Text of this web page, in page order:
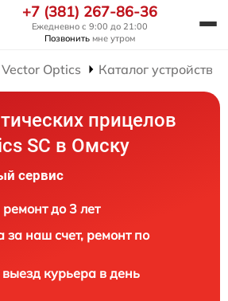
+7 (381) 267-86-36
Ежедневно с 9:00 до 21:00
Позвонить мне утром
Optics Каталог устройств
прицелов
SC в Омску
сервис
до 3 лет
за наш счет, ремонт по
курьера в день